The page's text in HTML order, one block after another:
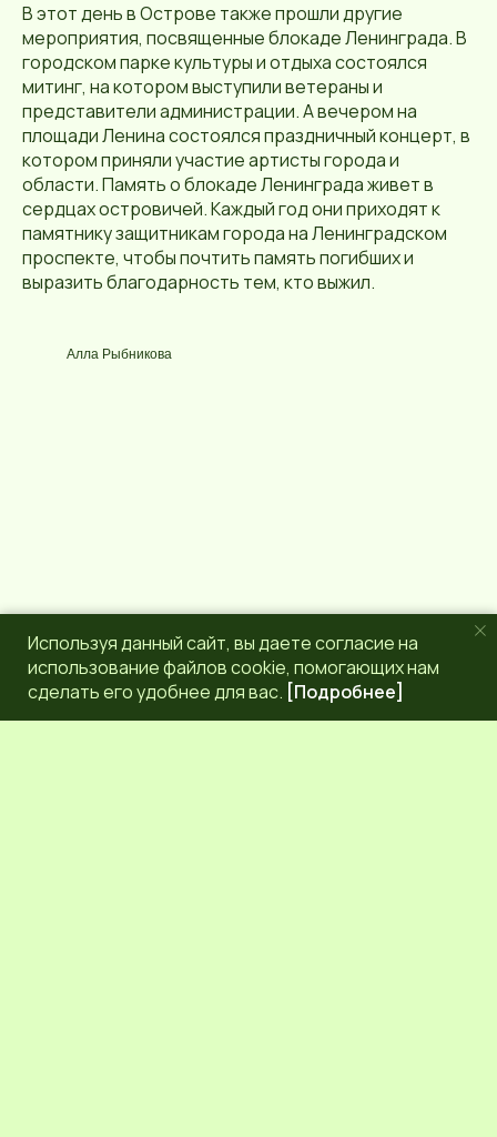
В этот день в Острове также прошли другие
мероприятия, посвященные блокаде Ленинграда. В
городском парке культуры и отдыха состоялся
митинг, на котором выступили ветераны и
представители администрации. А вечером на
площади Ленина состоялся праздничный концерт, в
котором приняли участие артисты города и
области. Память о блокаде Ленинграда живет в
сердцах островичей. Каждый год они приходят к
памятнику защитникам города на Ленинградском
проспекте, чтобы почтить память погибших и
выразить благодарность тем, кто выжил.
Алла Рыбникова
Используя данный сайт, вы даете согласие на
использование файлов cookie, помогающих нам
сделать его удобнее для вас. [Подробнее]